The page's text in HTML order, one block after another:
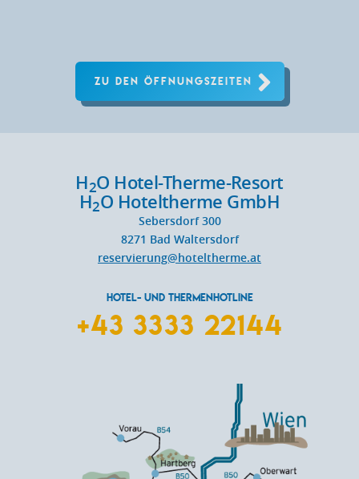
ZU DEN ÖFFNUNGSZEITEN
H2O Hotel-Therme-Resort
H2O Hoteltherme GmbH
Sebersdorf 300
8271 Bad Waltersdorf
reservierung@hoteltherme.at
HOTEL- UND THERMENHOTLINE
+43 3333 22144